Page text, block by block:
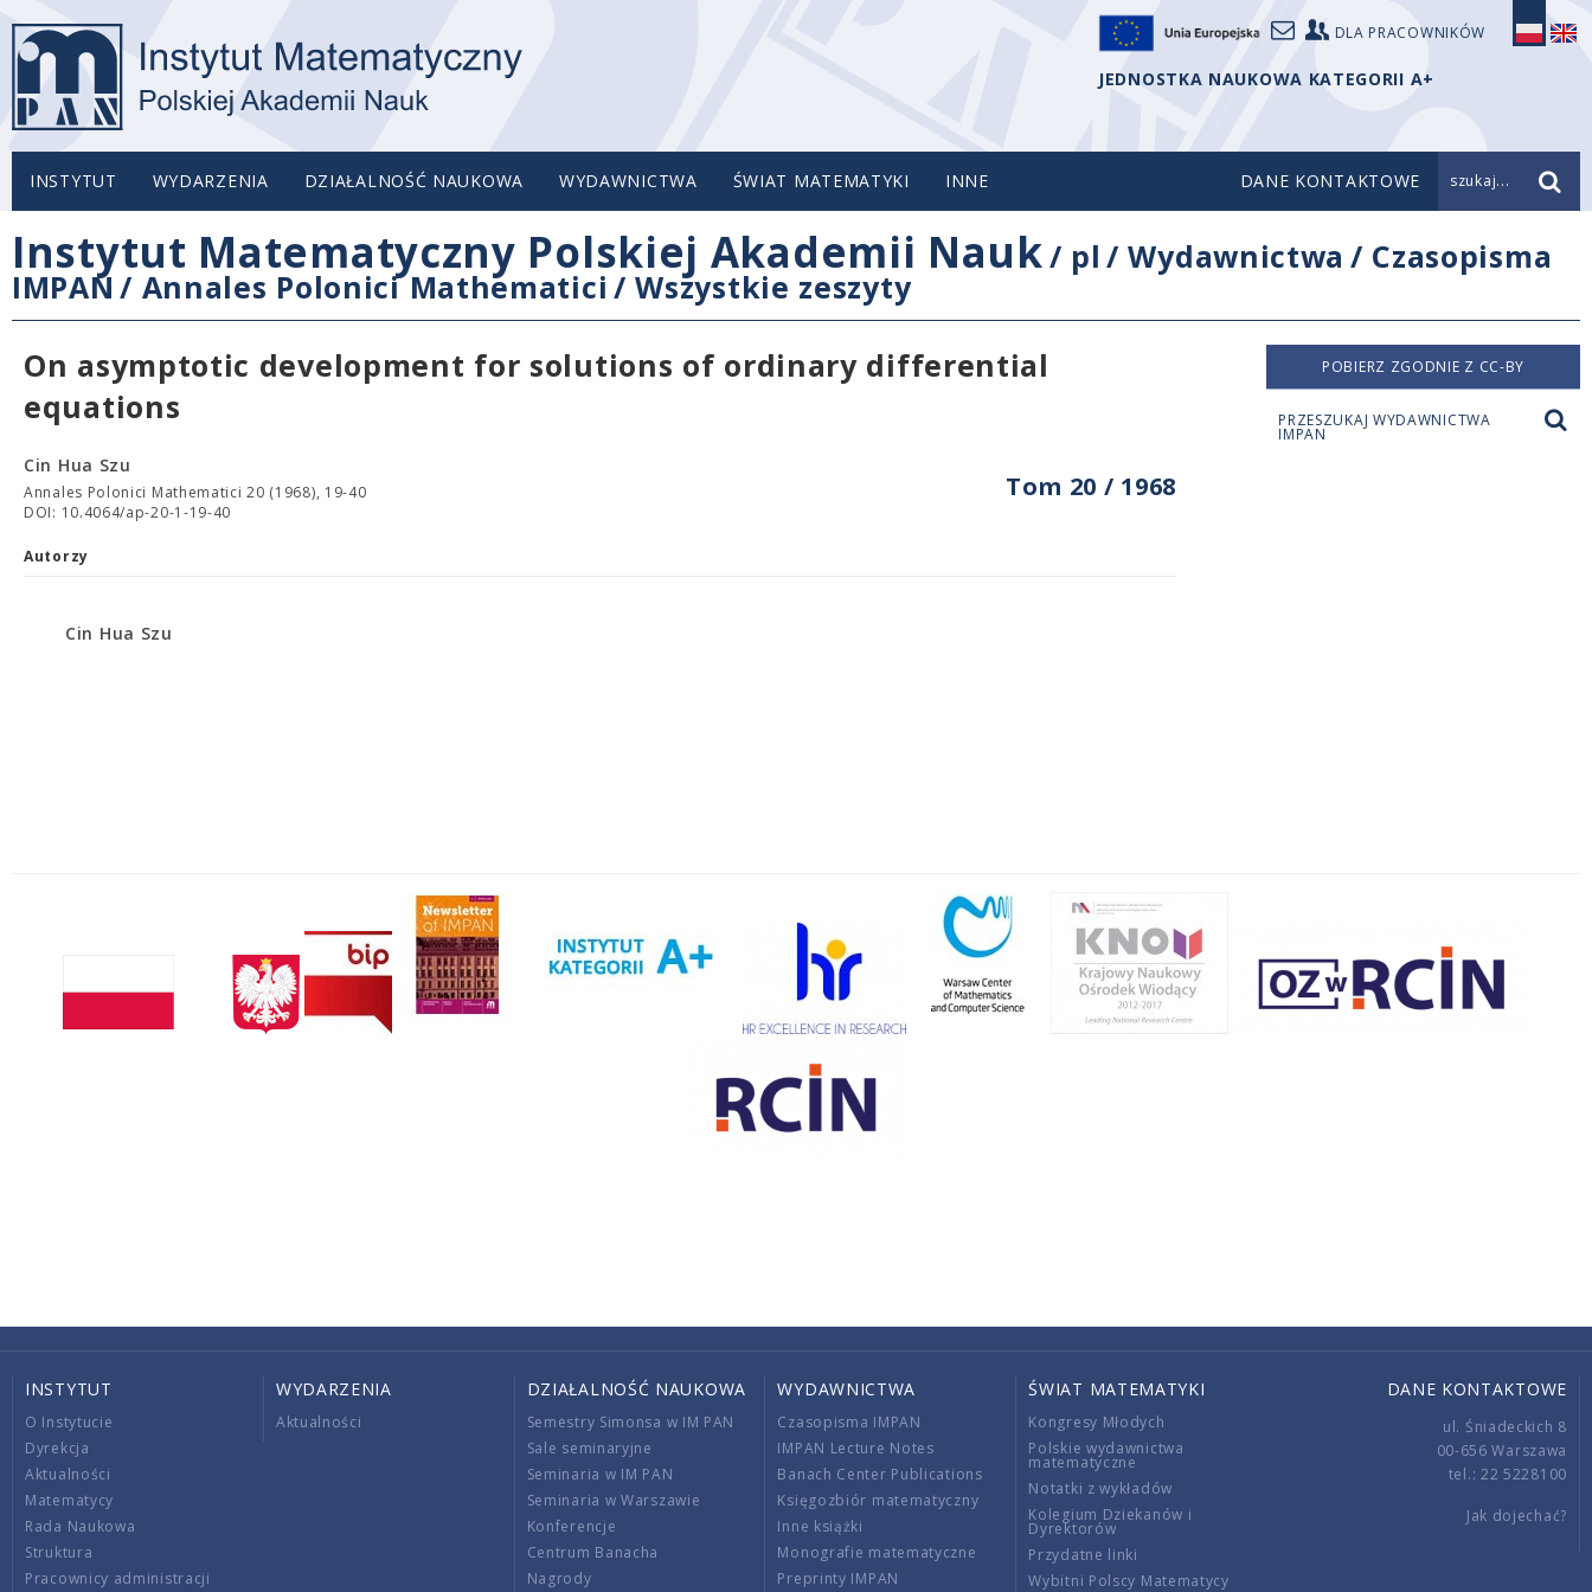
DLA PRACOWNIKÓW
JEDNOSTKA NAUKOWA KATEGORII A+
INSTYTUT WYDARZENIA DZIAŁALNOŚĆ NAUKOWA WYDAWNICTWA ŚWIAT MATEMATYKI INNE DANE KONTAKTOWE szukaj...
Instytut Matematyczny Polskiej Akademii Nauk/ pl /Wydawnictwa / Czasopisma
IMPAN / Annales Polonici Mathematici /Wszystkie zeszyty
On asymptotic development for solutions of ordinary differential
equations
Tom 20 / 1968
Cin Hua Szu
Annales Polonici Mathematici 20 (1968), 19-40
DOI: 10.4064/ap-20-1-19-40
Autorzy
Cin Hua Szu
POBIERZ ZGODNIE Z CC-BY
PRZESZUKAJ WYDAWNICTWA
IMPAN
INSTYTUT
O Instytucie
Dyrekcja
Aktualności
Matematycy
Rada Naukowa
Struktura
Pracownicy administracji
WYDARZENIA
Aktualności
DZIAŁALNOŚĆ NAUKOWA
Semestry Simonsa w IM PAN
Sale seminaryjne
Seminaria w IM PAN
Seminaria w Warszawie
Konferencje
Centrum Banacha
Nagrody
WYDAWNICTWA
Czasopisma IMPAN
IMPAN Lecture Notes
Banach Center Publications
Księgozbiór matematyczny
Inne książki
Monografie matematyczne
Preprinty IMPAN
ŚWIAT MATEMATYKI
Kongresy Młodych
Polskie wydawnictwa
matematyczne
Notatki z wykładów
Kolegium Dziekanów i
Dyrektorów
Przydatne linki
Wybitni Polscy Matematycy
DANE KONTAKTOWE
ul. Śniadeckich 8
00-656 Warszawa
tel.: 22 5228100
Jak dojechać?